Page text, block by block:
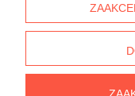
O nas